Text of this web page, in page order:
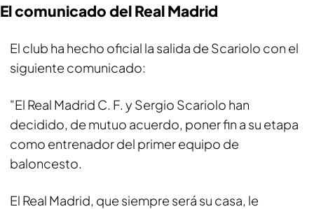
El comunicado del Real Madrid
El club ha hecho oficial la salida de Scariolo con el
siguiente comunicado:
"El Real Madrid C. F. y Sergio Scariolo han
decidido, de mutuo acuerdo, poner fin a su etapa
como entrenador del primer equipo de
baloncesto.
El Real Madrid, que siempre será su casa, le